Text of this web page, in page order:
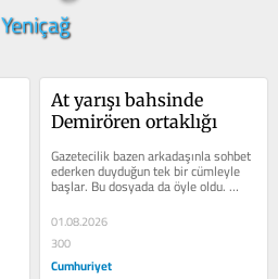
Yeniçağ
At yarışı bahsinde
Demirören ortaklığı
Gazetecilik bazen arkadaşınla sohbet
ederken duyduğun tek bir cümleyle
başlar. Bu dosyada da öyle oldu.
Atçılık sektöründe yaşanan bir...
01.08.2026
300
Cumhuriyet